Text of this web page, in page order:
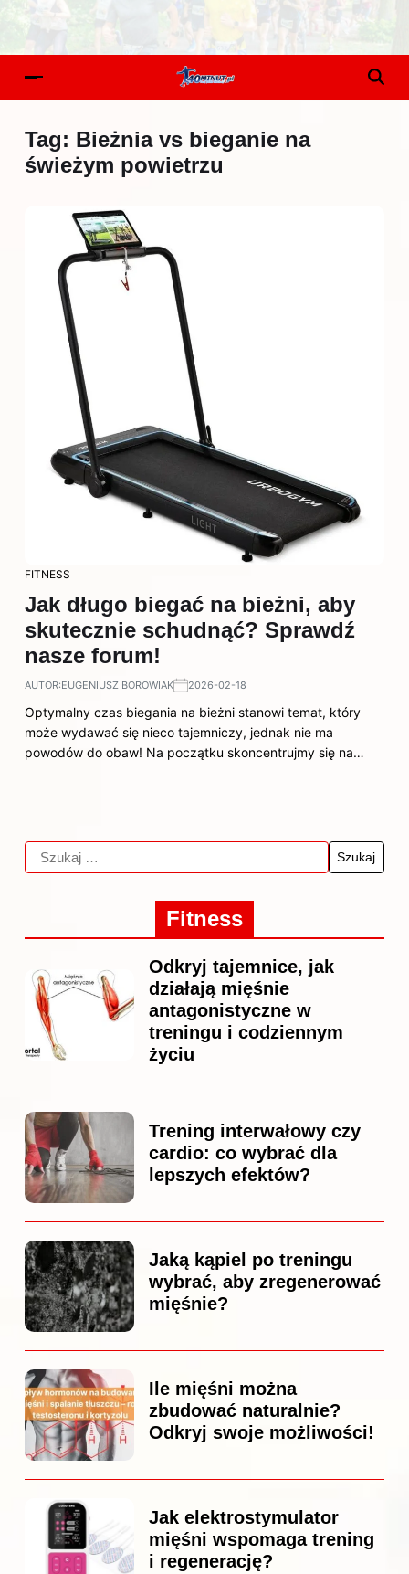
Tag: Bieżnia vs bieganie na
świeżym powietrzu
FITNESS
Jak długo biegać na bieżni, aby
skutecznie schudnąć? Sprawdź
nasze forum!
AUTOR:EUGENIUSZ BOROWIAK 2026-02-18
Optymalny czas biegania na bieżni stanowi temat, który
może wydawać się nieco tajemniczy, jednak nie ma
powodów do obaw! Na początku skoncentrujmy się na…
Fitness
Odkryj tajemnice, jak
działają mięśnie
antagonistyczne w
treningu i codziennym
życiu
Trening interwałowy czy
cardio: co wybrać dla
lepszych efektów?
Jaką kąpiel po treningu
wybrać, aby zregenerować
mięśnie?
Ile mięśni można
zbudować naturalnie?
Odkryj swoje możliwości!
Jak elektrostymulator
mięśni wspomaga trening
i regenerację?